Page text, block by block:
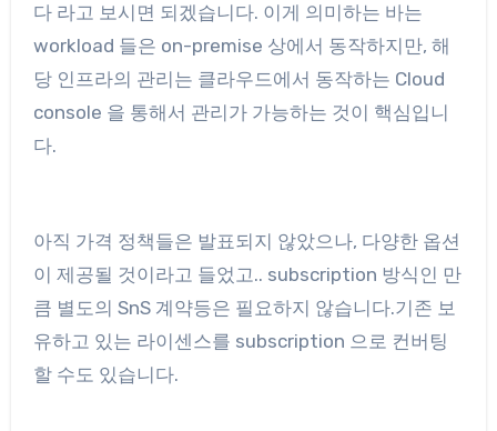
다 라고 보시면 되겠습니다. 이게 의미하는 바는
workload 들은 on-premise 상에서 동작하지만, 해
당 인프라의 관리는 클라우드에서 동작하는 Cloud
console 을 통해서 관리가 가능하는 것이 핵심입니
다.
아직 가격 정책들은 발표되지 않았으나, 다양한 옵션
이 제공될 것이라고 들었고.. subscription 방식인 만
큼 별도의 SnS 계약등은 필요하지 않습니다.기존 보
유하고 있는 라이센스를 subscription 으로 컨버팅
할 수도 있습니다.